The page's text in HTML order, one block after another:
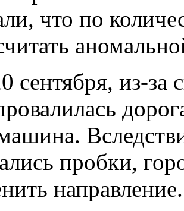
что по
сентября, из-
пробки,